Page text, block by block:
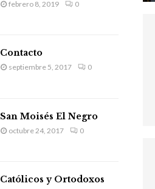
febrero 8, 2019 0
Contacto
septiembre 5, 2017 0
San Moisés El Negro
octubre 24, 2017 0
Católicos y Ortodoxos